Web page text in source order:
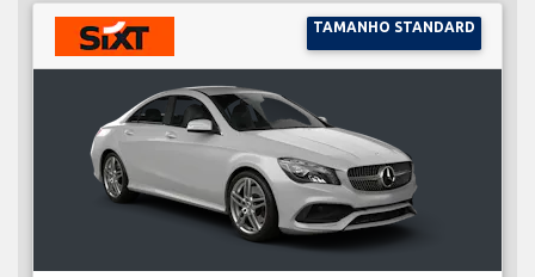
TAMANHO STANDARD